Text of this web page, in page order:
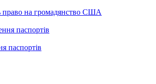
право на громадянство США
паспортів